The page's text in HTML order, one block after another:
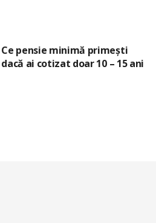
Ce pensie minimă primești
dacă ai cotizat doar 10 – 15 ani